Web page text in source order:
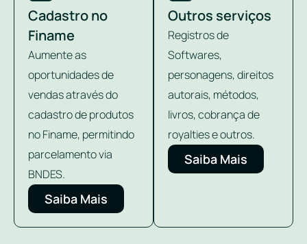
Cadastro no
Finame
Aumente as
oportunidades de
vendas através do
cadastro de produtos
no Finame, permitindo
parcelamento via
BNDES.
Saiba Mais
Outros serviços
Registros de
Softwares,
personagens, direitos
autorais, métodos,
livros, cobrança de
royalties e outros.
Saiba Mais